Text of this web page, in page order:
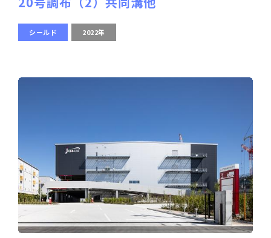
シールド 2022年